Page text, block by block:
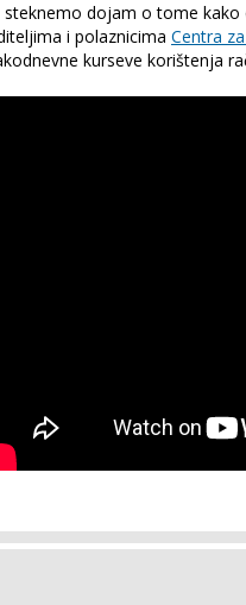
steknemo dojam o tome kako
i polaznicima Centra
kurseve korištenja